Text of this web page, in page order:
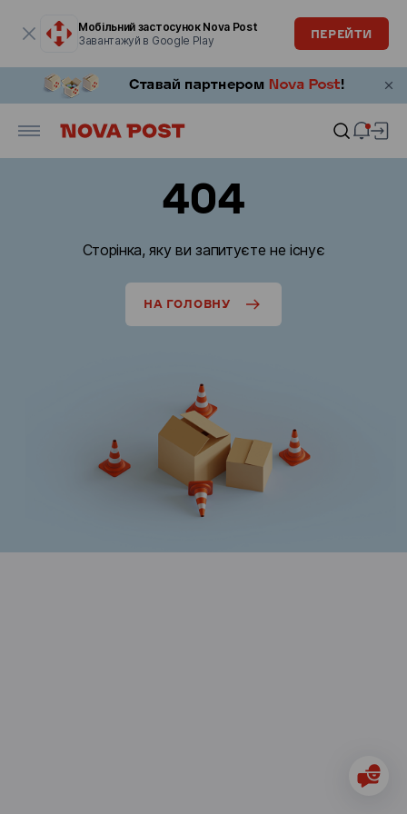
Мобільний застосунок Nova Post
Завантажуй в Google Play
ПЕРЕЙТИ
404
Сторінка, яку ви запитуєте не існує
НА ГОЛОВНУ